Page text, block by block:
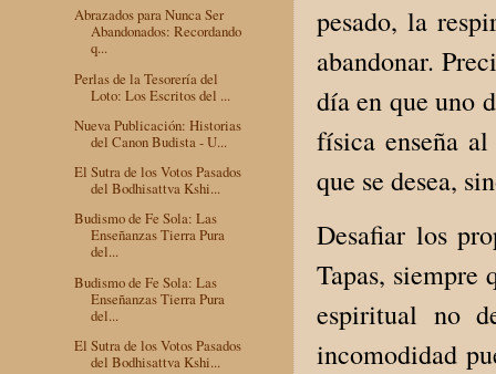
pesado, la
abandonar.
día en que uno
física enseña
que se desea,
Desafiar los
Tapas, siempre
espiritual no
incomodidad
Abrazados para Nunca Ser
Abandonados: Recordando
q...
Perlas de la Tesorería del
Loto: Los Escritos del ...
Nueva Publicación: Historias
del Canon Budista - U...
El Sutra de los Votos Pasados
del Bodhisattva Kshi...
Budismo de Fe Sola: Las
Enseñanzas Tierra Pura
del...
Budismo de Fe Sola: Las
Enseñanzas Tierra Pura
del...
El Sutra de los Votos Pasados
del Bodhisattva Kshi...